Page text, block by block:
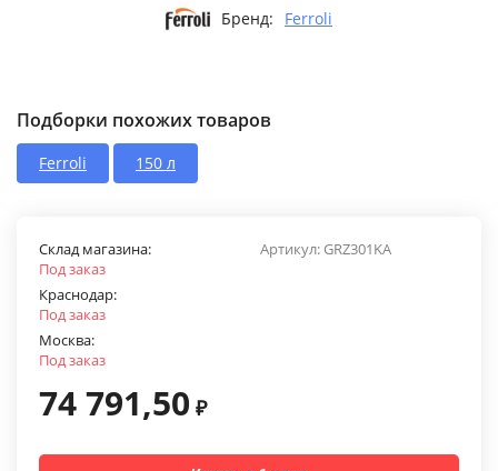
Бренд: Ferroli
Подборки похожих товаров
Ferroli 150 л
Артикул: GRZ301KA
Склад магазина:
Под заказ
Краснодар:
Под заказ
Москва:
Под заказ
74 791,50 ₽